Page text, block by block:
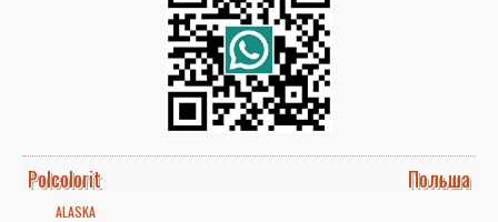
Polcolorit Польша
ALASKA